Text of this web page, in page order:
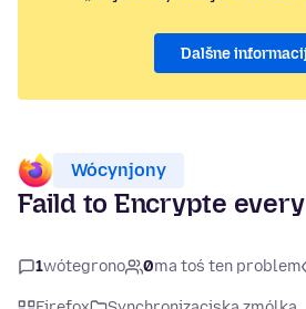
Dalšne
Wócynjony
Faild to Encrypte
1wótegrono 0ma toś ten problem